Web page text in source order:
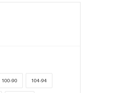
100-90 104-94